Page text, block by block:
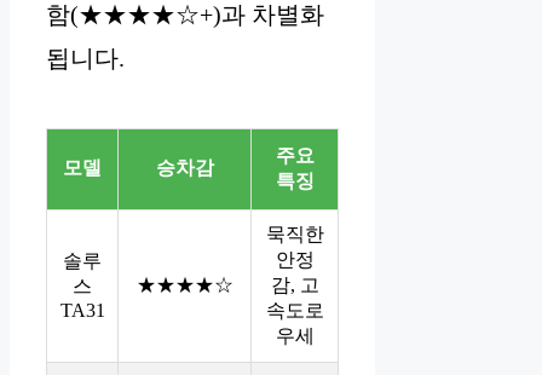
함(★★★★☆+)과 차별화
됩니다.
모델 승차감
주요
특징
솔루
스
TA31
★★★★☆
묵직한
안정
감, 고
속도로
우세